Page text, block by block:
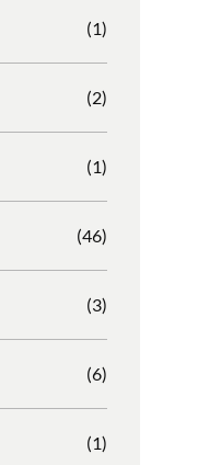
(1)
(2)
(1)
(46)
(3)
(6)
(1)